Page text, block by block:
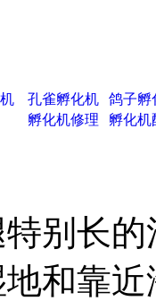
孔雀孵化机
鸽子孵
孵化机修理 孵化机
别长
和靠